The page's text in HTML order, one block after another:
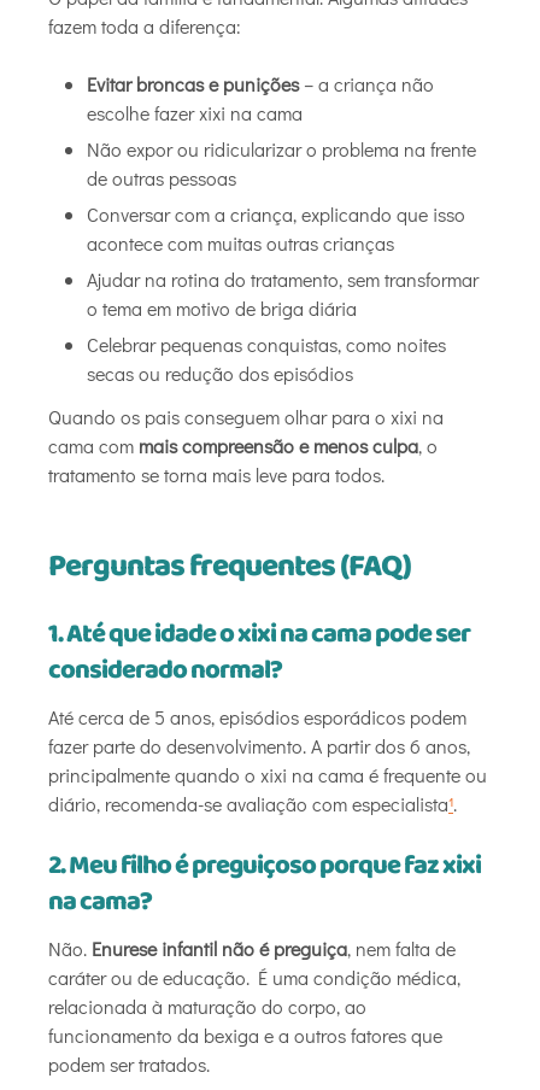
fazem toda a diferença:
Evitar broncas e punições– a criança não
escolhe fazer xixi na cama
Não expor ou ridicularizar o problema na frente
de outras pessoas
Conversar com a criança, explicando que isso
acontece com muitas outras crianças
Ajudar na rotina do tratamento, sem transformar
o tema em motivo de briga diária
Celebrar pequenas conquistas, como noites
secas ou redução dos episódios
Quando os pais conseguem olhar para o xixi na
cama com mais compreensão e menos culpa, o
tratamento se torna mais leve para todos.
Perguntas frequentes (FAQ)
1. Até que idade o xixi na cama pode ser
considerado normal?
Até cerca de 5 anos, episódios esporádicos podem
fazer parte do desenvolvimento. A partir dos 6 anos,
principalmente quando o xixi na cama é frequente ou
diário, recomenda-se avaliação com especialista¹.
2. Meu filho é preguiçoso porque faz xixi
na cama?
Não. Enurese infantil não é preguiça, nem falta de
caráter ou de educação. É uma condição médica,
relacionada à maturação do corpo, ao
funcionamento da bexiga e a outros fatores que
podem ser tratados.